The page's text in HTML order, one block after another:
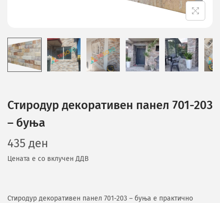
Стиродур декоративен панел 701-203
– буња
435 ден
Цената е со вклучен ДДВ
Стиродур декоративен панел 701-203 – буња е практично